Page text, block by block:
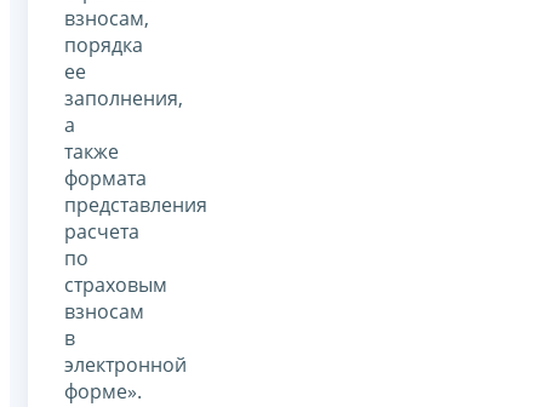
взносам,
порядка
ее
заполнения,
а
также
формата
представления
расчета
по
страховым
взносам
в
электронной
форме».